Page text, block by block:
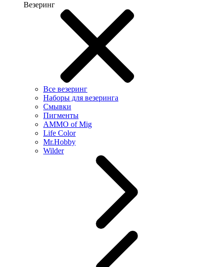
Везеринг
Все везеринг
Наборы для везеринга
Смывки
Пигменты
AMMO of Mig
Life Color
Mr.Hobby
Wilder